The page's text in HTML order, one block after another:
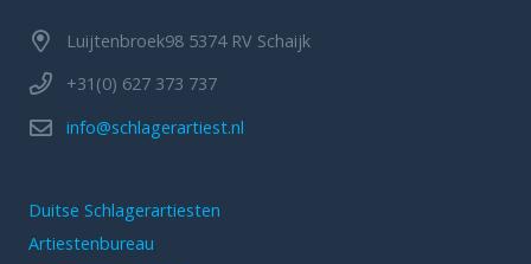
Luijtenbroek98 5374 RV Schaijk
+31(0) 627 373 737
info@schlagerartiest.nl
Duitse Schlagerartiesten
Artiestenbureau